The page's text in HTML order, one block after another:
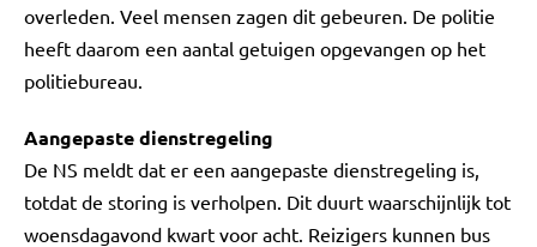
overleden. Veel mensen zagen dit gebeuren. De politie
heeft daarom een aantal getuigen opgevangen op het
politiebureau.
Aangepaste dienstregeling
De NS meldt dat er een aangepaste dienstregeling is,
totdat de storing is verholpen. Dit duurt waarschijnlijk tot
woensdagavond kwart voor acht. Reizigers kunnen bus